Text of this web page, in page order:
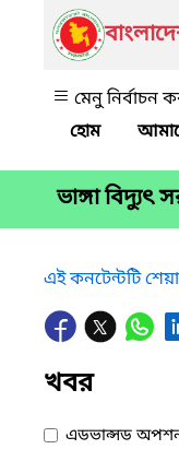
মেনু নির্বাচন
ভাঙ্গা
এই কনটেন্টটি
খবর
এডভান্সড